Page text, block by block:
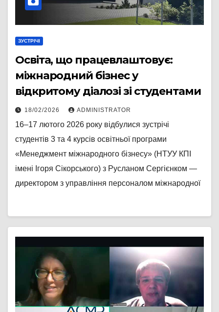
ЗУСТРІЧІ
Освіта, що працевлаштовує:
міжнародний бізнес у
відкритому діалозі зі студентами
18/02/2026 ADMINISTRATOR
16–17 лютого 2026 року відбулися зустрічі
студентів 3 та 4 курсів освітньої програми
«Менеджмент міжнародного бізнесу» (НТУУ КПІ
імені Ігоря Сікорського) з Русланом Сергієнком —
директором з управління персоналом міжнародної